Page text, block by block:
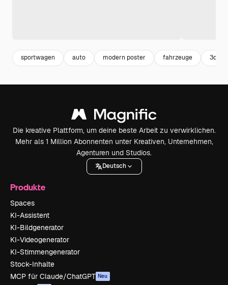
sportwagen auto modern poster fahrzeuge 3d
Die kreative Plattform, um deine beste Arbeit zu verwirklichen.
Mehr als 1 Million Abonnenten unter Kreativen, Unternehmen,
Agenturen und Studios.
Deutsch
Produkte
Spaces
KI-Assistent
KI-Bildgenerator
KI-Videogenerator
KI-Stimmengenerator
Stock-Inhalte
MCP für Claude/ChatGPT Neu